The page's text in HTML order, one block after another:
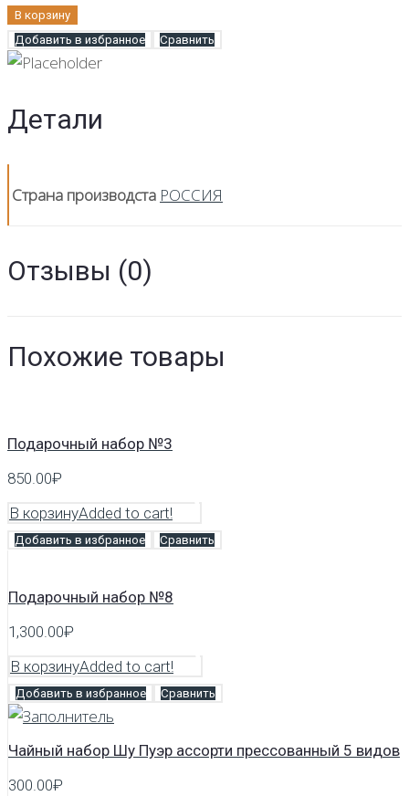
В корзину
Добавить в избранное
Сравнить
Детали
Страна производста РОССИЯ
Отзывы (0)
Похожие товары
Подарочный набор №3
850.00₽
В корзинуAdded to cart!
Добавить в избранное Сравнить
Подарочный набор №8
1,300.00₽
В корзинуAdded to cart!
Добавить в избранное Сравнить
Чайный набор Шу Пуэр ассорти прессованный 5 видов
300.00₽